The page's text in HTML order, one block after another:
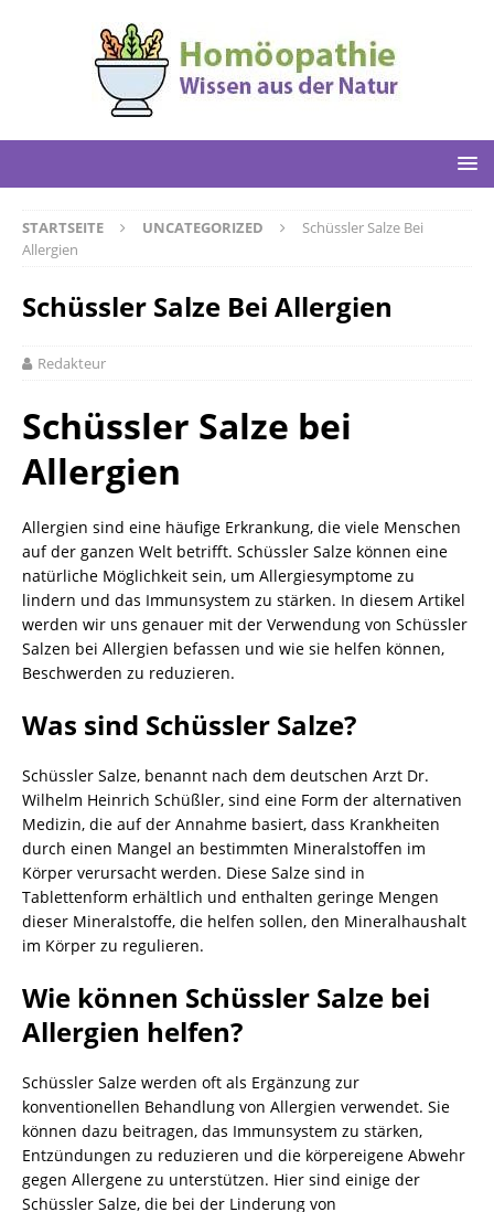
STARTSEITE UNCATEGORIZED
Schüssler Salze Bei
Allergien
Schüssler Salze Bei Allergien
Redakteur
Schüssler Salze bei
Allergien
Allergien sind eine häufige Erkrankung, die viele Menschen
auf der ganzen Welt betrifft. Schüssler Salze können eine
natürliche Möglichkeit sein, um Allergiesymptome zu
lindern und das Immunsystem zu stärken. In diesem Artikel
werden wir uns genauer mit der Verwendung von Schüssler
Salzen bei Allergien befassen und wie sie helfen können,
Beschwerden zu reduzieren.
Was sind Schüssler Salze?
Schüssler Salze, benannt nach dem deutschen Arzt Dr.
Wilhelm Heinrich Schüßler, sind eine Form der alternativen
Medizin, die auf der Annahme basiert, dass Krankheiten
durch einen Mangel an bestimmten Mineralstoffen im
Körper verursacht werden. Diese Salze sind in
Tablettenform erhältlich und enthalten geringe Mengen
dieser Mineralstoffe, die helfen sollen, den Mineralhaushalt
im Körper zu regulieren.
Wie können Schüssler Salze bei
Allergien helfen?
Schüssler Salze werden oft als Ergänzung zur
konventionellen Behandlung von Allergien verwendet. Sie
können dazu beitragen, das Immunsystem zu stärken,
Entzündungen zu reduzieren und die körpereigene Abwehr
gegen Allergene zu unterstützen. Hier sind einige der
Schüssler Salze, die bei der Linderung von